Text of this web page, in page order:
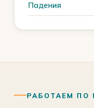
Падения
РАБОТАЕМ ПО